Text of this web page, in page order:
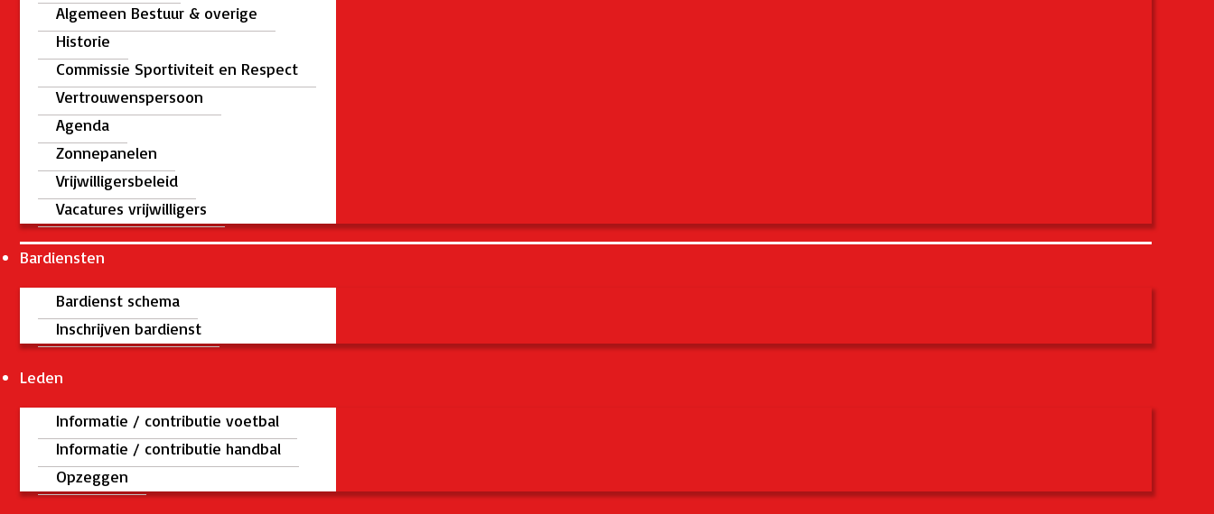
Algemeen Bestuur & overige
Historie
Commissie Sportiviteit en Respect
Vertrouwenspersoon
Agenda
Zonnepanelen
Vrijwilligersbeleid
Vacatures vrijwilligers
Bardiensten
Bardienst schema
Inschrijven bardienst
Leden
Informatie / contributie voetbal
Informatie / contributie handbal
Opzeggen